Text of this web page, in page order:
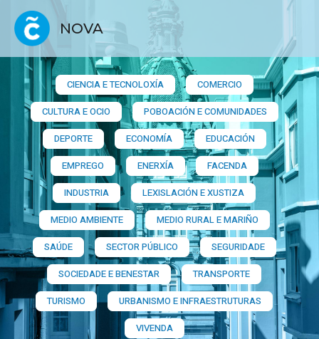
NOVA
CIENCIA E TECNOLOXÍA
COMERCIO
CULTURA E OCIO
POBOACIÓN E COMUNIDADES
DEPORTE
ECONOMÍA
EDUCACIÓN
EMPREGO
ENERXÍA
FACENDA
INDUSTRIA
LEXISLACIÓN E XUSTIZA
MEDIO AMBIENTE
MEDIO RURAL E MARIÑO
SAÚDE
SECTOR PÚBLICO
SEGURIDADE
SOCIEDADE E BENESTAR
TRANSPORTE
TURISMO
URBANISMO E INFRAESTRUTURAS
VIVENDA